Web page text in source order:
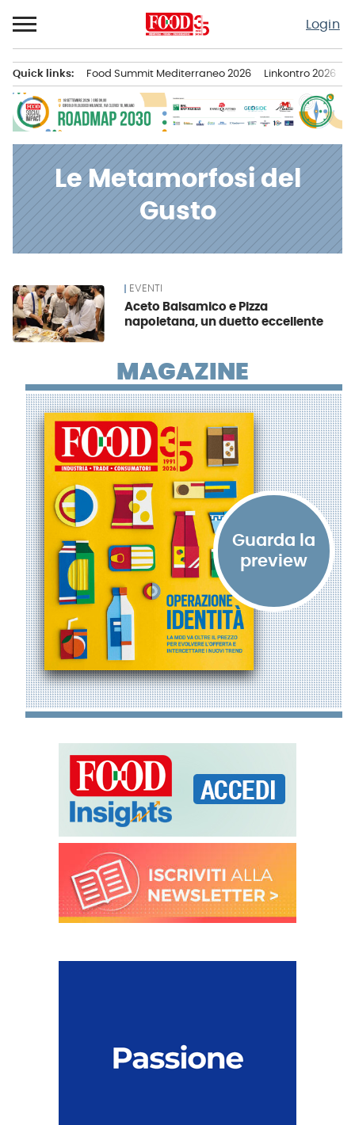
al
contenuto
Login
principale
Quick links: Food Summit Mediterraneo 2026 Linkontro 2026
Le Metamorfosi del
Gusto
News EVENTI
Aceto Balsamico e Pizza
napoletana, un duetto eccellente
MAGAZINE